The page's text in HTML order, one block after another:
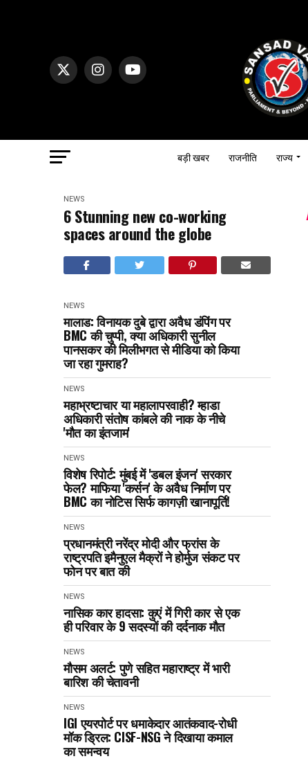
बड़ी खबर राजनीति राज्य
NEWS
6 Stunning new co-working
spaces around the globe
NEWS
मालाड: विनायक दुबे द्वारा अवैध डंपिंग पर
BMC की चुप्पी, क्या अधिकारी सुनील
पानसकर की मिलीभगत से मीडिया को किया
जा रहा गुमराह?
NEWS
महाभ्रष्टाचार या महालापरवाही? म्हाडा
अधिकारी संतोष कांबले की नाक के नीचे
'मौत का इंतजाम'
NEWS
विशेष रिपोर्ट: मुंबई में 'डबल इंजन' सरकार
फेल? माफिया 'कर्सन' के अवैध निर्माण पर
BMC का नोटिस सिर्फ कागज़ी खानापूर्ति!
NEWS
प्रधानमंत्री नरेंद्र मोदी और फ्रांस के
राष्ट्रपति इमैनुएल मैक्रों ने होर्मुज संकट पर
फोन पर बात की
NEWS
नासिक कार हादसा: कुएं में गिरी कार से एक
ही परिवार के 9 सदस्यों की दर्दनाक मौत
NEWS
मौसम अलर्ट: पुणे सहित महाराष्ट्र में भारी
बारिश की चेतावनी
NEWS
IGI एयरपोर्ट पर धमाकेदार आतंकवाद-रोधी
मॉक ड्रिल: CISF-NSG ने दिखाया कमाल
का समन्वय